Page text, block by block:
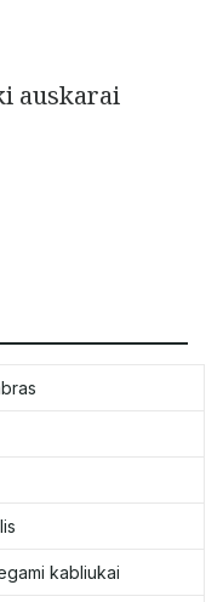
auskarai
kabliukai